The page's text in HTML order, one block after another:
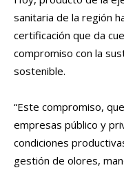
sanitaria de la región
certificación que da
compromiso con la
sostenible.
“Este compromiso,
empresas público y
condiciones
gestión de olores,